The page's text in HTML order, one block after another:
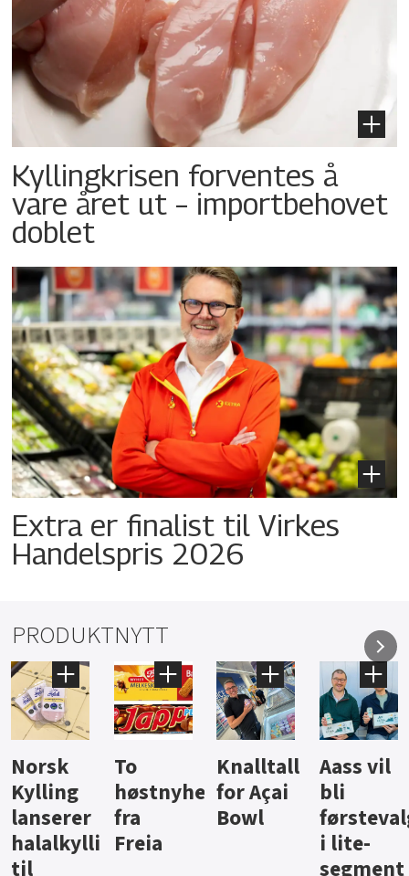
Kyllingkrisen forventes å
vare året ut – importbehovet
doblet
Extra er finalist til Virkes
Handelspris 2026
PRODUKTNYTT
Knalltall
for Açai
Bowl
Aass vil
bli
førstevalg
i lite-
Brus og
jus fra
Berentsen
Hard
iste fra
Hansa